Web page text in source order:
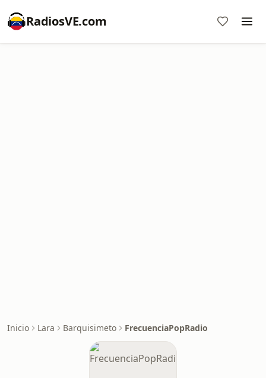
RadiosVE.com
Inicio Lara Barquisimeto FrecuenciaPopRadio